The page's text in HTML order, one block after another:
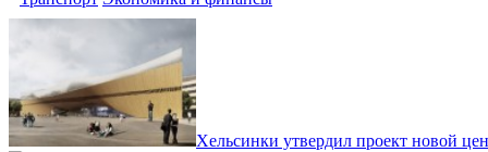
Хельсинки утвердил проект новой